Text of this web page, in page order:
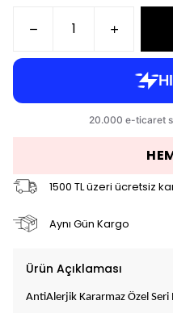
1500 TL üzeri ücretsiz
Aynı Gün Kargo
Ürün Açıklaması
AntiAlerjik Kararmaz Özel Seri